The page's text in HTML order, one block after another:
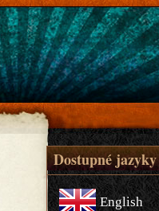
Dostupné jazyky
English